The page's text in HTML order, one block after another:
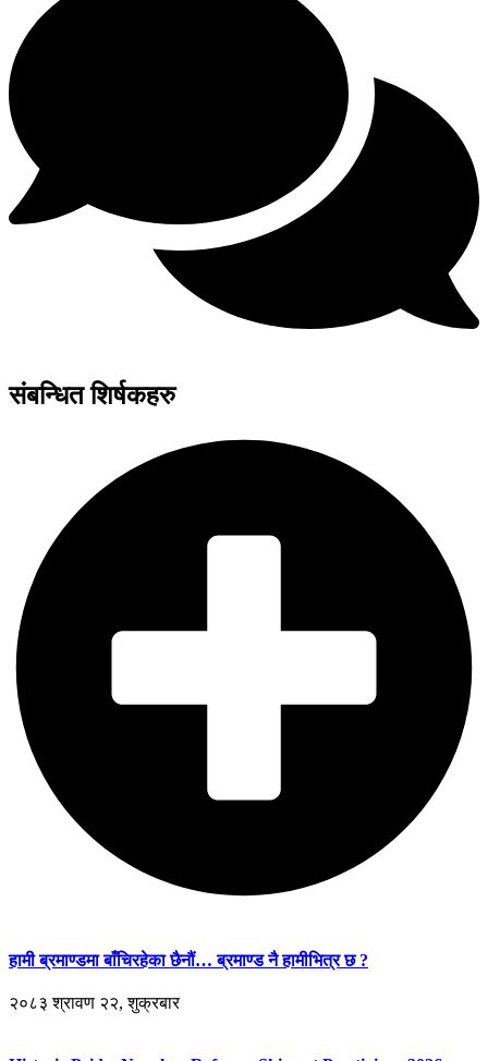
संबन्धित शिर्षकहरु
हामी ब्रमाण्डमा बाँचिरहेका छैनौं… ब्रमाण्ड नै हामीभित्र छ ?
२०८३ श्रावण २२, शुक्रबार